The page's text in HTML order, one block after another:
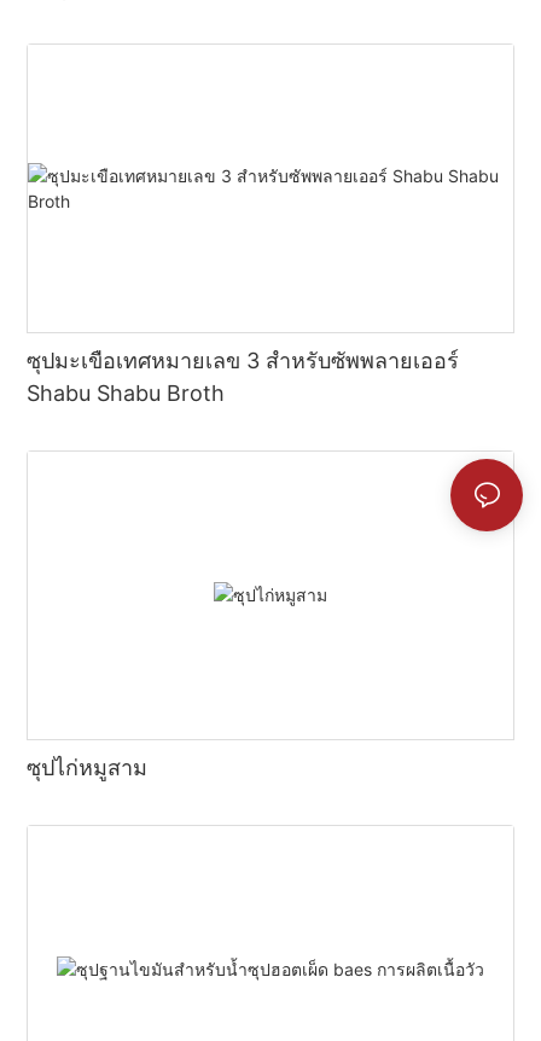
ซุปมะเขือเทศหมายเลข 3 สำหรับซัพพลายเออร์
Shabu Shabu Broth
ซุปไก่หมูสาม